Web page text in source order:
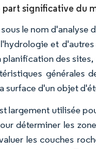
significative du
le nom
et
des
générales
surface d'un objet
largement utilisée
déterminer les
les couches